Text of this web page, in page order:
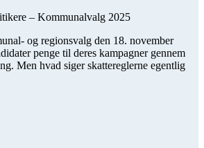
– Kommunalvalg 2025
og regionsvalg den 18. november
penge til deres kampagner gennem
Men hvad siger skattereglerne egentlig